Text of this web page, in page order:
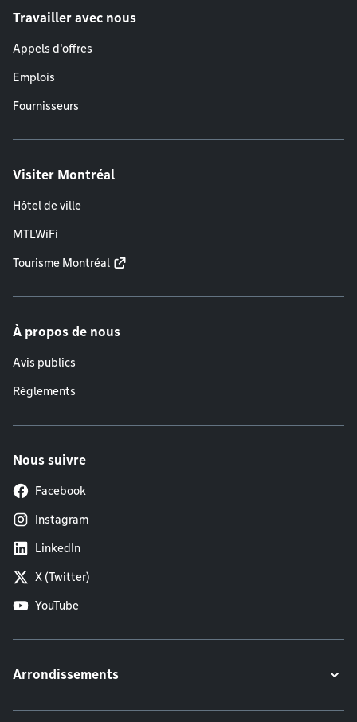
Travailler avec nous
Appels d'offres
Emplois
Fournisseurs
Visiter Montréal
Hôtel de ville
MTLWiFi
Tourisme Montréal
À propos de nous
Avis publics
Règlements
Nous suivre
Facebook
Instagram
LinkedIn
X (Twitter)
YouTube
Arrondissements